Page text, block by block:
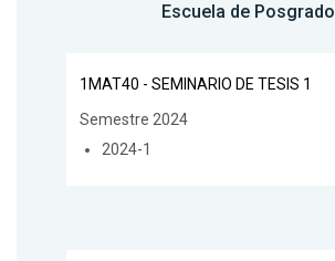
Escuela de Posgrado
1MAT40 - SEMINARIO DE TESIS 1
Semestre 2024
2024-1